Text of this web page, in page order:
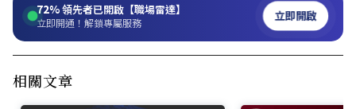
72%領先者已開啟【職場雷達】
立即開通！解鎖專屬服務 立即開啟
相關文章